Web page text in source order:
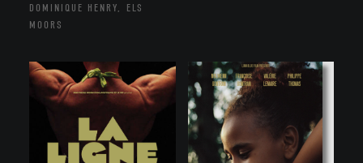
DOMINIQUE HENRY, ELS
MOORS